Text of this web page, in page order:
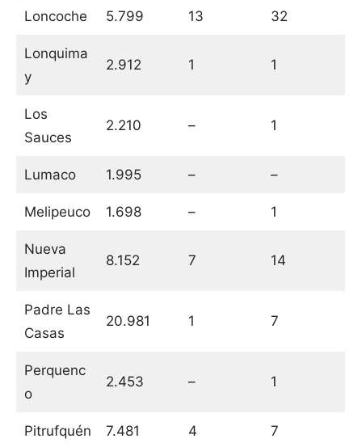
Loncoche 5.799 13 32
Lonquima
y
2.912 1 1
Los
Sauces
2.210 – 1
Lumaco 1.995 – –
Melipeuco 1.698 – 1
Nueva
Imperial
8.152 7 14
Padre Las
Casas
20.981 1 7
Perquenc
o
2.453 – 1
Pitrufquén 7.481 4 7